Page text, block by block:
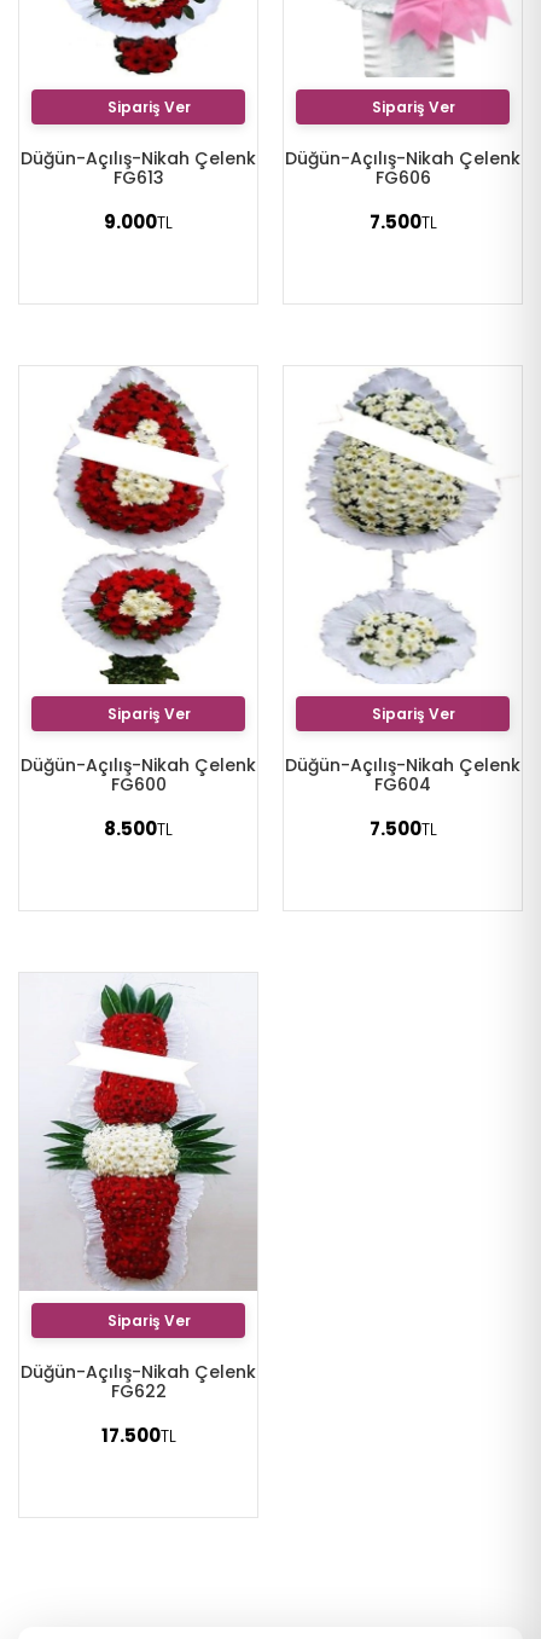
Sipariş Ver
Düğün-Açılış-Nikah Çelenk
FG613
9.000TL
Sipariş Ver
Düğün-Açılış-Nikah Çelenk
FG606
7.500TL
Sipariş Ver
Düğün-Açılış-Nikah Çelenk
FG600
8.500TL
Sipariş Ver
Düğün-Açılış-Nikah Çelenk
FG604
7.500TL
Sipariş Ver
Düğün-Açılış-Nikah Çelenk
FG622
17.500TL